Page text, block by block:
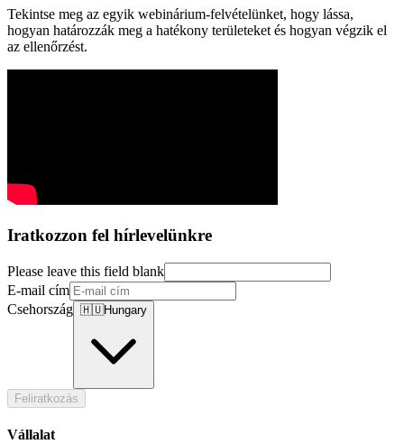
Tekintse meg az egyik webinárium-felvételünket, hogy lássa,
hogyan határozzák meg a hatékony területeket és hogyan végzik el
az ellenőrzést.
Iratkozzon fel hírlevelünkre
Please leave this field blank
E-mail cím
Csehország 🇭🇺Hungary
Feliratkozás
Vállalat